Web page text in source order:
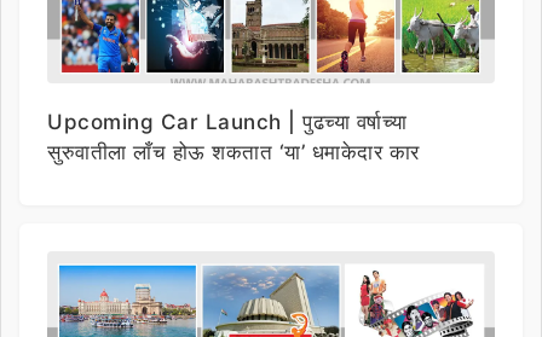
Upcoming Car Launch | पुढच्या वर्षाच्या
सुरुवातीला लाँच होऊ शकतात ‘या’ धमाकेदार कार